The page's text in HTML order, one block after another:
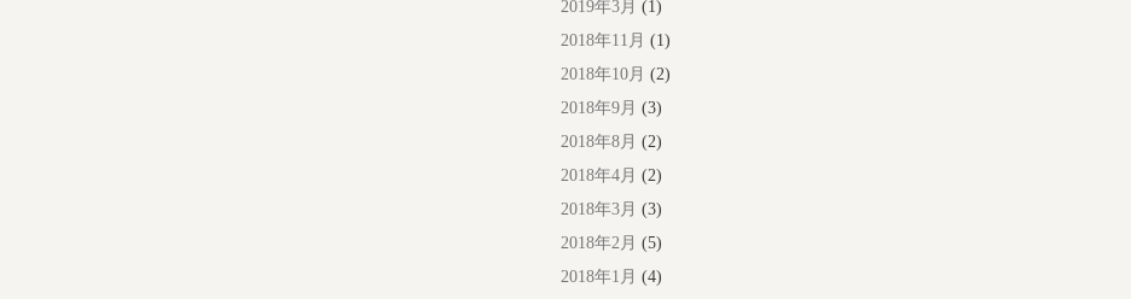
2019年3月 (1)
2018年11月 (1)
2018年10月 (2)
2018年9月 (3)
2018年8月 (2)
2018年4月 (2)
2018年3月 (3)
2018年2月 (5)
2018年1月 (4)